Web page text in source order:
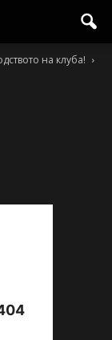
на клуба!